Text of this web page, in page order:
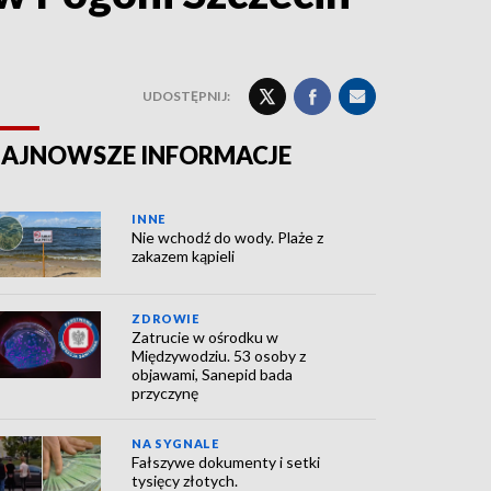
UDOSTĘPNIJ:
INFORMACJE
INNE
Nie wchodź do wody. Plaże z
zakazem kąpieli
ZDROWIE
Zatrucie w ośrodku w
Międzywodziu. 53 osoby z
objawami, Sanepid bada
przyczynę
NA SYGNALE
Fałszywe dokumenty i setki
tysięcy złotych.